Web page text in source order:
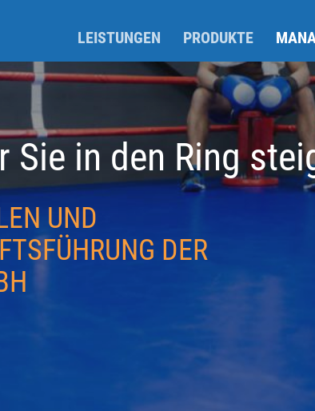
LEISTUNGEN PRODUKTE
Sie in den Ring
UND
DER